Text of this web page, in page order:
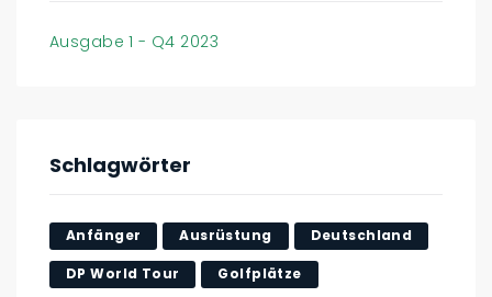
Ausgabe 1 - Q4 2023
Schlagwörter
Anfänger Ausrüstung Deutschland
DP World Tour Golfplätze